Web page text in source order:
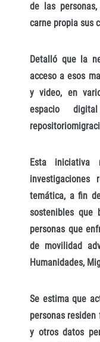
de las
carne propia sus
Detalló que la
acceso a esos
y video, en
espacio
Esta iniciativa
temática, a fin
sostenibles que
personas que
de movilidad
Humanidades,
Se estima que
personas
y otros datos